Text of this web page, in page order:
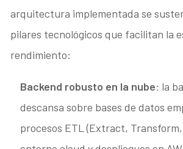
arquitectura implementada se
pilares tecnológicos que facilitan la
rendimiento:
Backend robusto en la nube: la
descansa sobre bases de datos
procesos ETL (Extract,